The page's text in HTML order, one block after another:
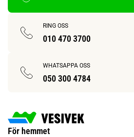
RING OSS
010 470 3700
WHATSAPPA OSS
050 300 4784
För hemmet